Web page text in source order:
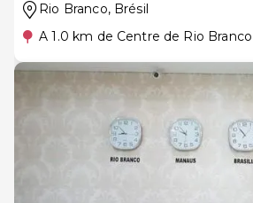
Rio Branco, Brésil
A 1.0 km de Centre de Rio Branco